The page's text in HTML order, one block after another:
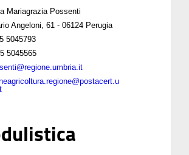
Mariagrazia Possenti
Angeloni, 61 - 06124 Perugia
5045793
5045565